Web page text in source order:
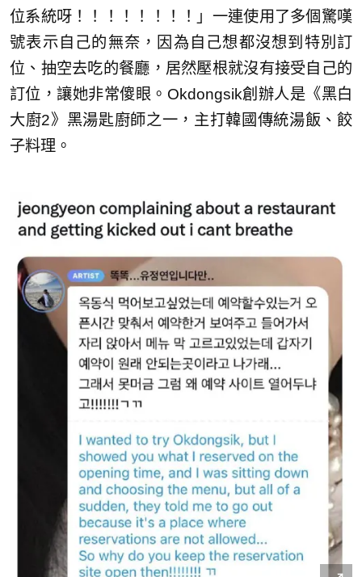
位系統呀！！！！！！！！」一連使用了多個驚嘆
號表示自己的無奈，因為自己想都沒想到特別訂
位、抽空去吃的餐廳，居然壓根就沒有接受自己的
訂位，讓她非常傻眼。Okdongsik創辦人是《黑白
大廚2》黑湯匙廚師之一，主打韓國傳統湯飯、餃
子料理。